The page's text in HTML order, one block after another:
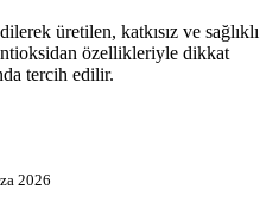
üretilen, katkısız ve sağlıklı
özellikleriyle dikkat
tercih edilir.
2026